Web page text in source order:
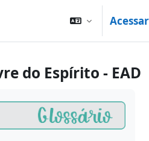
Acessar
do Espírito - EAD